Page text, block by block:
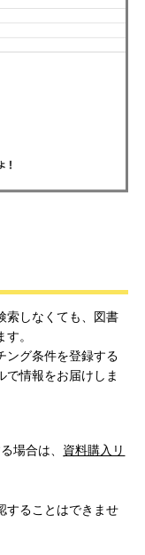
索しなくても、図書
。
ング条件を登録する
で情報をお届けしま
場合は、 資料購入リ
することはできませ